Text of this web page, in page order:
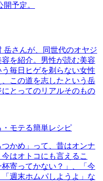
予定。
岳さんが、同世代のオヤジ
を紹介。男性が読む美容
毎日ヒゲを剃らない女性
この道を志したという岳
とってのリアルそのもの
モテる簡単レシピ
つかめ」って、昔はオンナ
はオトコにも言えるこ
寄ってかない？」、「今
週末ホムパしようよ」な